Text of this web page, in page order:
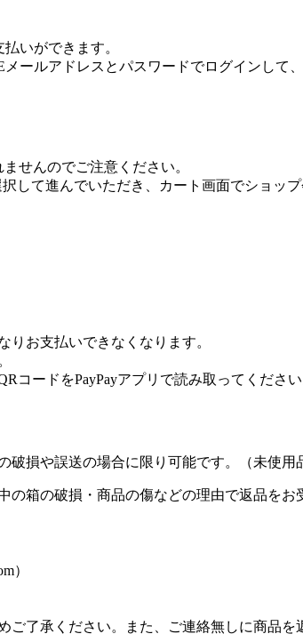
いができます。
メールアドレスとパスワードでログインし
せんのでご注意ください。
て進んでいただき、カート画面でショッ
お支払いできなくなります。
コードをPayPayアプリで読み取ってください
損や誤送の場合に限り可能です。（未使用
箱の破損・商品の傷などの理由で返品をお
）
了承ください。また、ご連絡無しに商品を